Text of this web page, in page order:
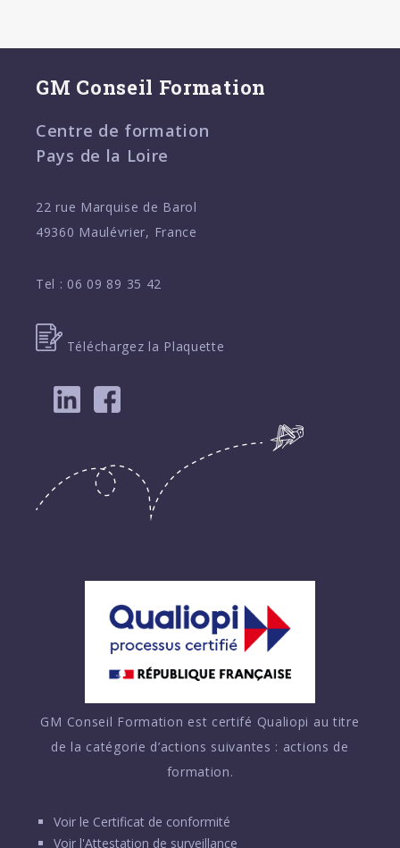
GM Conseil Formation
Centre de formation
Pays de la Loire
22 rue Marquise de Barol
49360 Maulévrier, France
Tel : 06 09 89 35 42
Téléchargez la Plaquette
GM Conseil Formation est certifé Qualiopi au titre
de la catégorie d’actions suivantes : actions de
formation.
Voir le Certificat de conformité
Voir l'Attestation de surveillance